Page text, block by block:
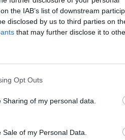
the IAB’s list of downstream
disclosed by us to third parties on
that may further disclose it to
Opt Outs
of my personal data.
of my Personal Data.